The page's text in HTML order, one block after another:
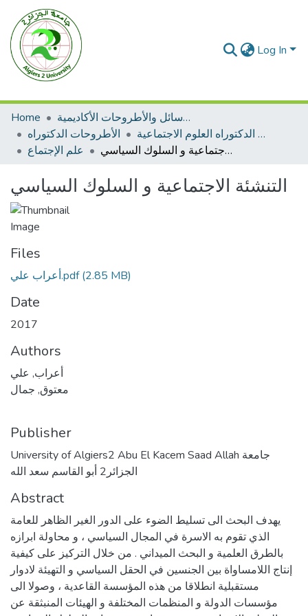
Log In
Home
الرسائل والأطروحات الأكاديمية
الأطروحات الدكتوراه
الأطروحات الدكتوراه العلوم الاجتماعية
علم الإجتماع
التنشئة الاجتماعية و السلوك السياسي
التنشئة الاجتماعية و السلوك السياسي
Files
أعراب علي.pdf(2.85 MB)
Date
2017
Authors
أعراب, علي
معتوق, جمال
Publisher
University of Algiers2 Abu El Kacem Saad Allah جامعة
الجزائر2 أبو القاسم سعد الله
Abstract
يهدف البحث الى تسليط الضوء على الدور الغير الظاهر للعامة
الذي تقوم به الاسرة في المجال السياسي ، و محاولة ابرازه
بالطرق العلمية و البحث الميداني . من خلال التركيز على كيفية
إنتاج اللامساواة بين الجنسين في الحقل السياسي و التهيئة لادوار
مستقبلية انطلاقا من هذه المؤسسة القاعدية ، وصولا الى
مؤسسات الدولة و المنظمات المختلفة و الهيئات المنبثقة عن